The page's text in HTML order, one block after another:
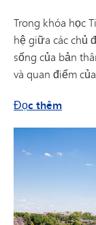
Trong khóa học
hệ giữa các chủ
sống của bản
và quan điểm
Đọc thêmvề